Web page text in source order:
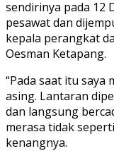
sendirinya pada 12
pesawat dan
kepala perangkat
Oesman Ketapang.
“Pada saat itu
asing. Lantaran
dan langsung
merasa tidak
kenangnya.